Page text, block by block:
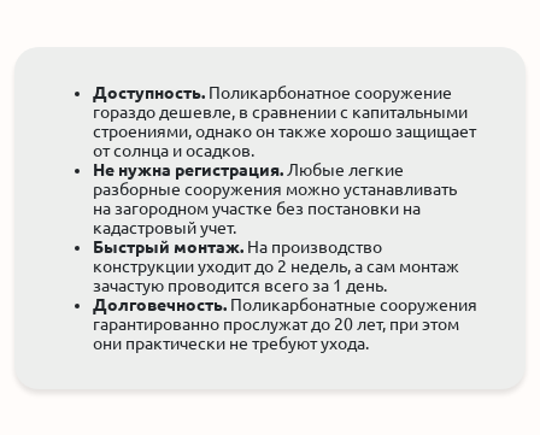
Доступность. Поликарбонатное сооружение
гораздо дешевле, в сравнении с капитальными
строениями, однако он также хорошо защищает
от солнца и осадков.
Не нужна регистрация. Любые легкие
разборные сооружения можно устанавливать
на загородном участке без постановки на
кадастровый учет.
Быстрый монтаж. На производство
конструкции уходит до 2 недель, а сам монтаж
зачастую проводится всего за 1 день.
Долговечность. Поликарбонатные сооружения
гарантированно прослужат до 20 лет, при этом
они практически не требуют ухода.